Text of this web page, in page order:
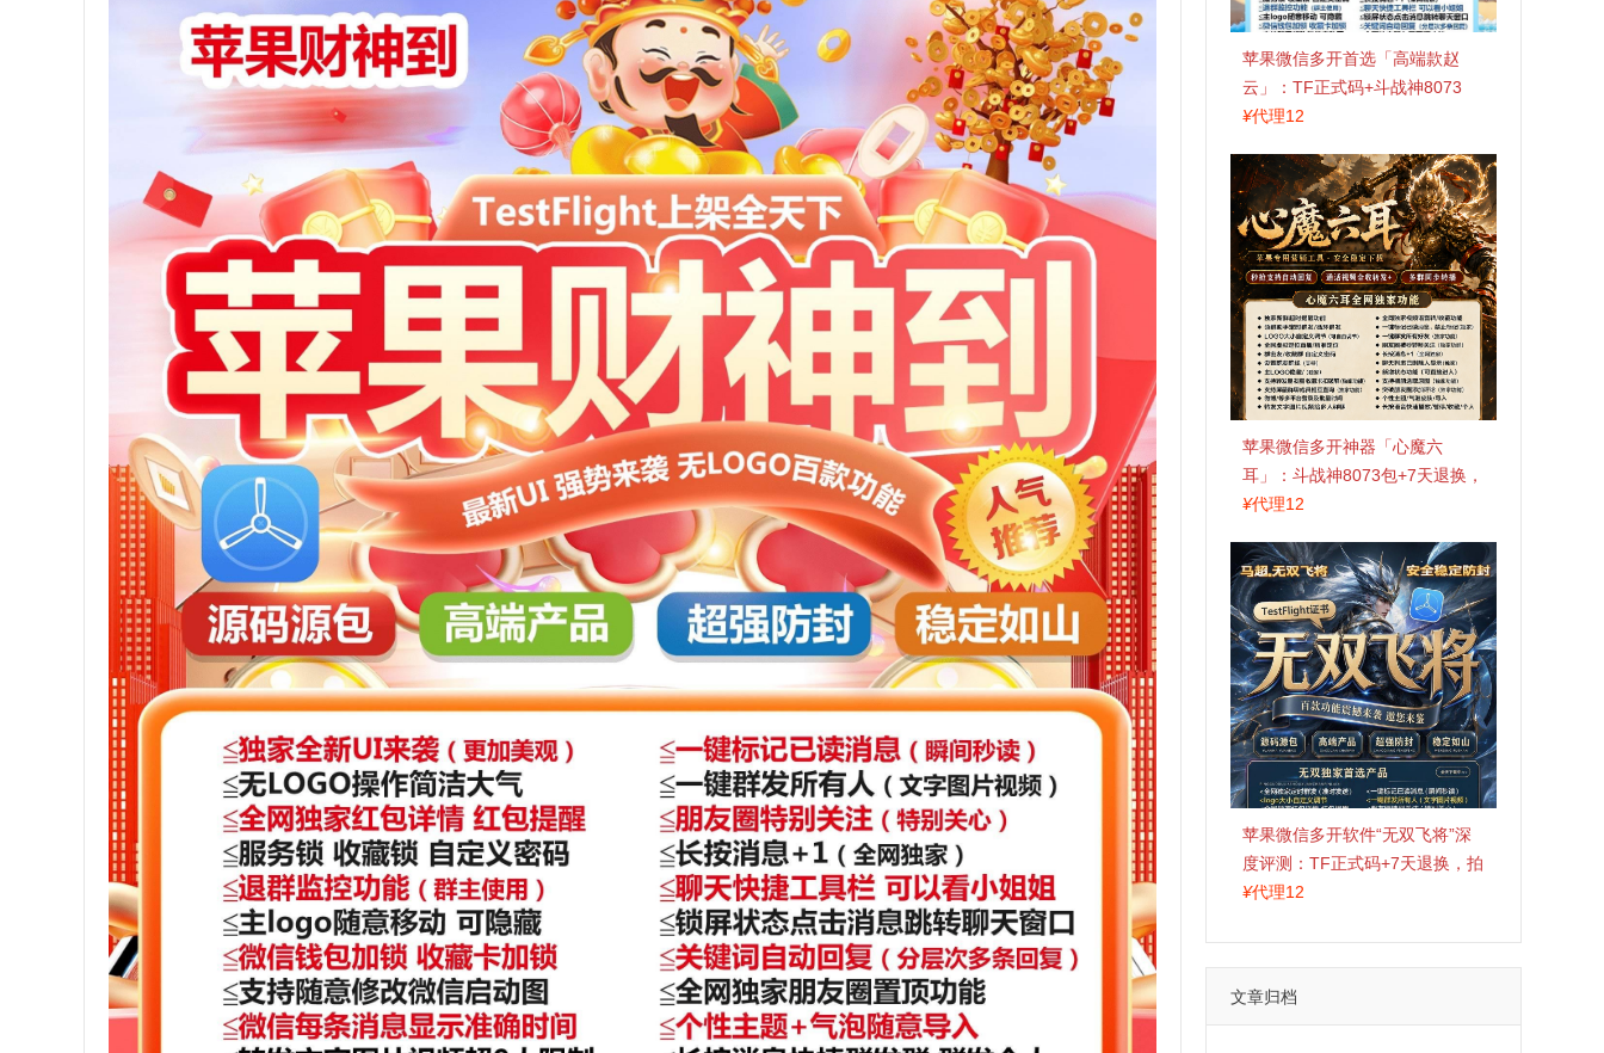
苹果微信多开首选「高端款赵
云」：TF正式码+斗战神8073
包，7天退换认准拍拍卡激活码
¥代理12
苹果微信多开神器「心魔六
耳」：斗战神8073包+7天退换，
认准拍拍卡激活码商城
¥代理12
苹果微信多开软件“无双飞将”深
度评测：TF正式码+7天退换，拍
拍卡激活码商城正品保障
¥代理12
文章归档